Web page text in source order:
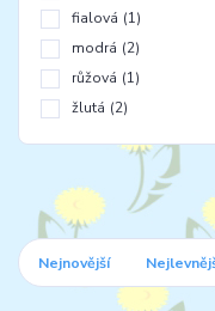
fialová (1)
modrá (2)
růžová (1)
žlutá (2)
Nejnovější